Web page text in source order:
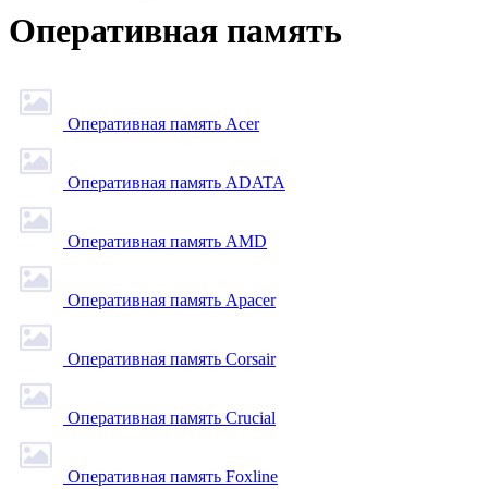
Оперативная память
Оперативная память Acer
Оперативная память ADATA
Оперативная память AMD
Оперативная память Apacer
Оперативная память Corsair
Оперативная память Crucial
Оперативная память Foxline